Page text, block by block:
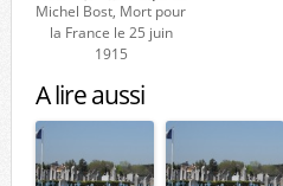
Michel Bost, Mort pour
la France le 25 juin
1915
A lire aussi